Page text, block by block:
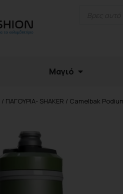
Μαγιό
/ ΠΑΓΟΥΡΙΑ- SHAKER / Camelbak